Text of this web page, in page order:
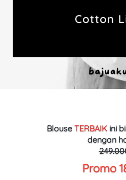
Blouse TERBAIK ini
dengan
Promo